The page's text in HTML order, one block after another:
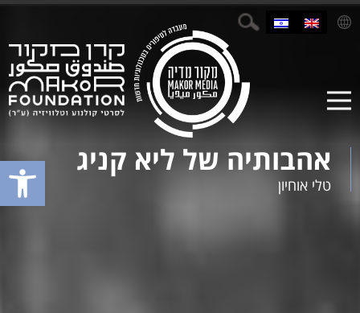
פתח סרגל נגישות אהבותיה של ליא קניג
טלי אוחיון